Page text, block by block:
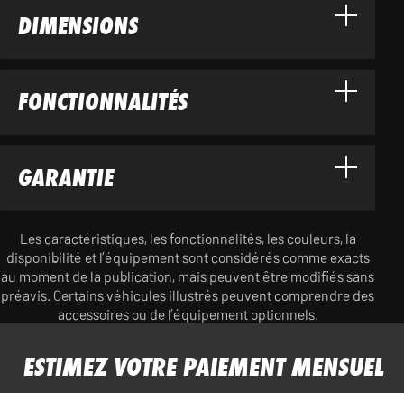
DIMENSIONS
FONCTIONNALITÉS
GARANTIE
Les caractéristiques, les fonctionnalités, les couleurs, la
disponibilité et l’équipement sont considérés comme exacts
au moment de la publication, mais peuvent être modifiés sans
préavis. Certains véhicules illustrés peuvent comprendre des
accessoires ou de l’équipement optionnels.
ESTIMEZ VOTRE PAIEMENT MENSUEL